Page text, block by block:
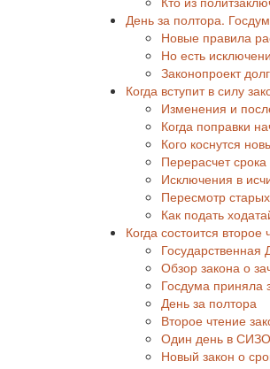
День за полтора.
Новые правила
Но есть
Законопроект
Когда вступит в силу
Изменения и
Когда поправки
Кого коснутся
Перерасчет
Исключения в
Пересмотр
Как подать
Когда состоится
Обзор закона о
Госдума приняла
День за полтора
Второе чтение
Один день в СИЗО
Новый закон о